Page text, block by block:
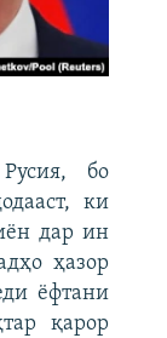
бо
ки
дар ин
ҳазор
ёфтани
қарор